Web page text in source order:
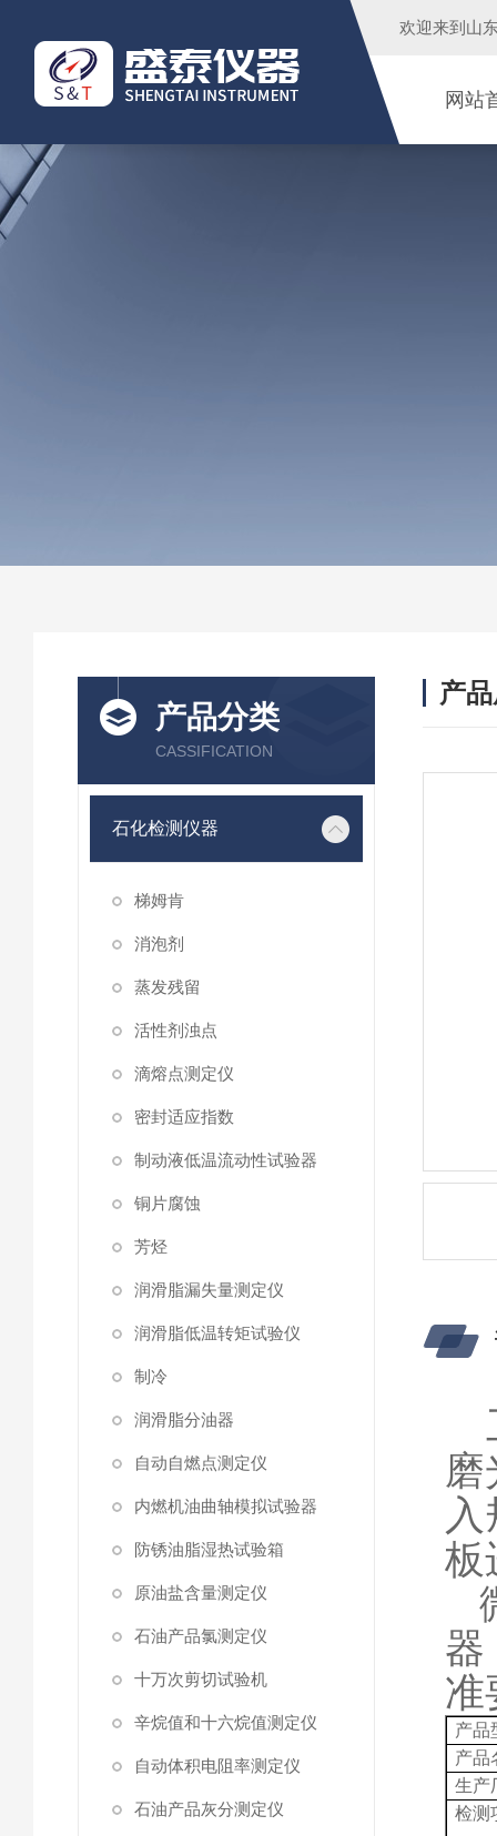
欢迎来到 山
网站
产品分类
CASSIFICATION
石化检测仪器
梯姆肯
消泡剂
蒸发残留
活性剂浊点
滴熔点测定仪
密封适应指数
制动液低温流动性试验器
铜片腐蚀
芳烃
润滑脂漏失量测定仪
润滑脂低温转矩试验仪
制冷
润滑脂分油器
自动自燃点测定仪
内燃机油曲轴模拟试验器
防锈油脂湿热试验箱
原油盐含量测定仪
石油产品氯测定仪
十万次剪切试验机
辛烷值和十六烷值测定仪
自动体积电阻率测定仪
石油产品灰分测定仪
产
板
器
准
产品
产品
生产
检测